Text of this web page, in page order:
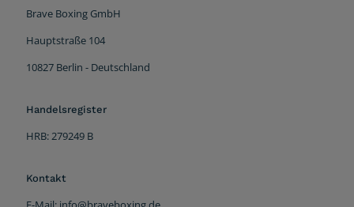
Brave Boxing GmbH
Hauptstraße 104
10827 Berlin - Deutschland
Handelsregister
HRB: 279249 B
Kontakt